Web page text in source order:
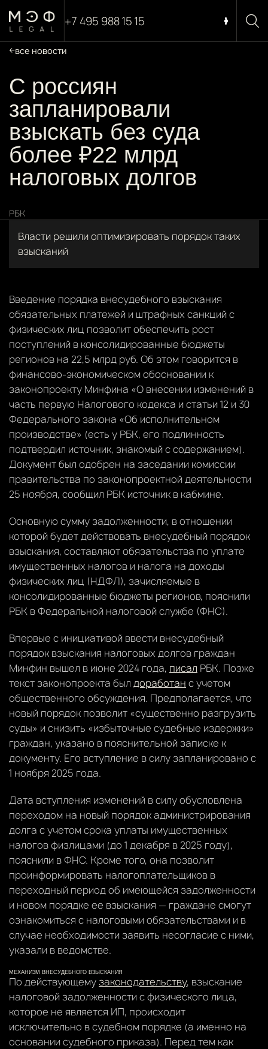
+7 495 988 15 15
все новости
С россиян
запланировали
взыскать без суда
более ₽22 млрд
налоговых долгов
РБК
Власти решили оптимизировать порядок таких
взысканий
Введение порядка внесудебного взыскания
обязательных платежей и штрафных санкций с
физических лиц позволит обеспечить рост
поступлений в консолидированные бюджеты
регионов на 22,5 млрд руб. Об этом говорится в
финансово-экономическом обосновании к
законопроекту Минфина «О внесении изменений в
часть первую Налогового кодекса и статьи 12 и 30
Федерального закона «Об исполнительном
производстве» (есть у РБК, его подлинность
подтвердил источник, знакомый с содержанием).
Документ был одобрен на заседании комиссии
правительства по законопроектной деятельности
25 ноября, сообщил РБК источник в кабмине.
Основную сумму задолженности, в отношении
которой будет действовать внесудебный порядок
взыскания, составляют обязательства по уплате
имущественных налогов и налога на доходы
физических лиц (НДФЛ), зачисляемые в
консолидированные бюджеты регионов, пояснили
РБК в Федеральной налоговой службе (ФНС).
Впервые с инициативой ввести внесудебный
порядок взыскания налоговых долгов граждан
Минфин вышел в июне 2024 года, писал РБК. Позже
текст законопроекта был доработан с учетом
общественного обсуждения. Предполагается, что
новый порядок позволит «существенно разгрузить
суды» и снизить «избыточные судебные издержки»
граждан, указано в пояснительной записке к
документу. Его вступление в силу запланировано с
1 ноября 2025 года.
Дата вступления изменений в силу обусловлена
переходом на новый порядок администрирования
долга с учетом срока уплаты имущественных
налогов физлицами (до 1 декабря в 2025 году),
пояснили в ФНС. Кроме того, она позволит
проинформировать налогоплательщиков в
переходный период об имеющейся задолженности
и новом порядке ее взыскания — граждане смогут
ознакомиться с налоговыми обязательствами и в
случае необходимости заявить несогласие с ними,
указали в ведомстве.
МЕХАНИЗМ ВНЕСУДЕБНОГО ВЗЫСКАНИЯ
По действующемузаконодательству, взыскание
налоговой задолженности с физического лица,
которое не является ИП, происходит
исключительно в судебном порядке (а именно на
основании судебного приказа). Перед тем как